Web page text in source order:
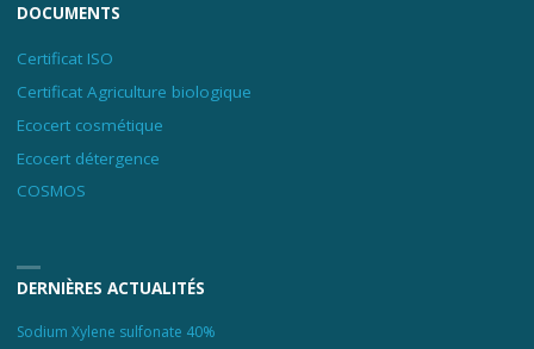
DOCUMENTS
Certificat ISO
Certificat Agriculture biologique
Ecocert cosmétique
Ecocert détergence
COSMOS
DERNIÈRES ACTUALITÉS
Sodium Xylene sulfonate 40%